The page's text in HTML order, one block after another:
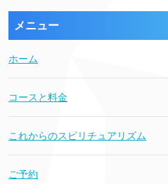
メニュー
ホーム
コースと料金
これからのスピリチュアリズム
ご予約